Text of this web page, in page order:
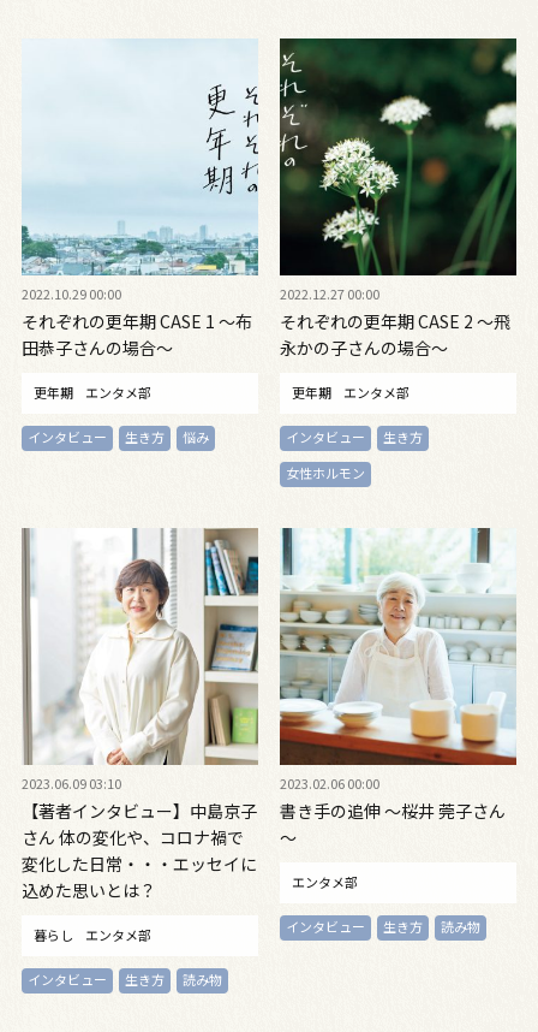
2022.10.29 00:00
それぞれの更年期 CASE 1 〜布
田恭子さんの場合〜
更年期 エンタメ部
インタビュー 生き方 悩み
2022.12.27 00:00
それぞれの更年期 CASE 2 〜飛
永かの子さんの場合〜
更年期 エンタメ部
インタビュー
生き方
女性ホルモン
2023.06.09 03:10
【著者インタビュー】中島京子
さん 体の変化や、コロナ禍で
変化した日常・・・エッセイに
込めた思いとは？
暮らし エンタメ部
インタビュー 生き方 読み物
2023.02.06 00:00
書き手の追伸 ～桜井 莞子さん
～
エンタメ部
インタビュー 生き方 読み物